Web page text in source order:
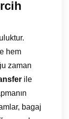
hem
zaman
ile
bagaj